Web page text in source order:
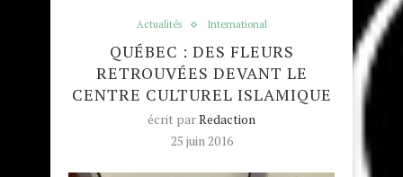
Actualités International
QUÉBEC : DES FLEURS
RETROUVÉES DEVANT LE
CENTRE CULTUREL ISLAMIQUE
écrit parRedaction
25 juin 2016